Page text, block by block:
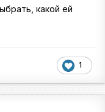
какой ей
1